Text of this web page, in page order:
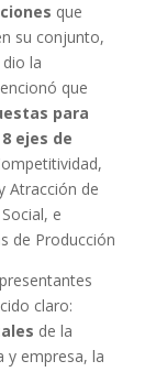
que
su conjunto,
la
que
para
8 ejes de
Atracción de
e
de Producción
claro:
de la
y empresa, la